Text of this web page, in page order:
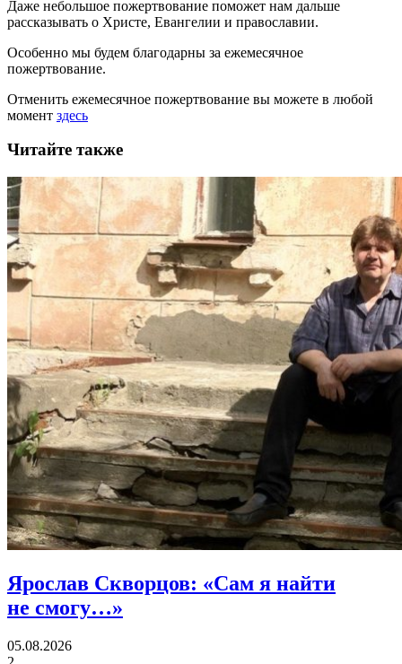
Даже небольшое пожертвование поможет нам дальше
рассказывать о Христе, Евангелии и православии.
Особенно мы будем благодарны за ежемесячное
пожертвование.
Отменить ежемесячное пожертвование вы можете в любой
момент здесь
Читайте также
Ярослав Скворцов: «Сам я найти
не смогу…»
05.08.2026